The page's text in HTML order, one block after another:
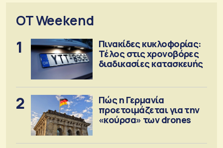
OT Weekend
1
Πινακίδες κυκλοφορίας:
Τέλος στις χρονοβόρες
διαδικασίες κατασκευής
2
Πώς η Γερμανία
προετοιμάζεται για την
«κούρσα» των drones